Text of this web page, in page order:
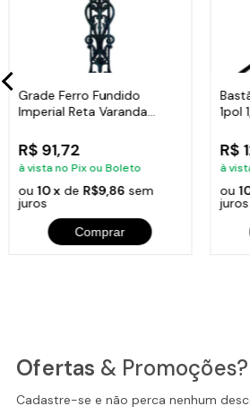
Grade Ferro Fundido
Imperial Reta Varanda
R$ 91,72
à vista no Pix ou Boleto
ou10 x de R$9,86 sem
juros
Comprar
1pol
R$
à
ou
juros
Ofertas & Promoções?
Cadastre-se e não perca nenhum